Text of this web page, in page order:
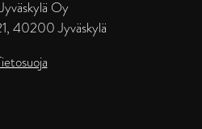
Oy
40200 Jyväskylä